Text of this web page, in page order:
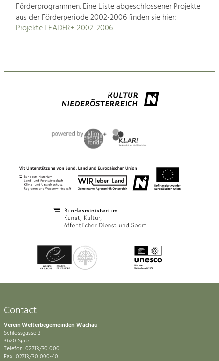
Förderprogrammen. Eine Liste abgeschlossener Projekte
aus der Förderperiode 2002-2006 finden sie hier:
Projekte LEADER+ 2002-2006
Contact
Verein Welterbegemeinden Wachau
Schlossgasse 3
3620 Spitz
Telefon: 02713/30 000
Fax: 02713/30 000-40